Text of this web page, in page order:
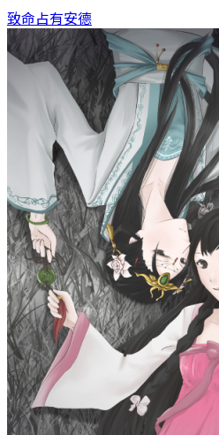
致命占有安德